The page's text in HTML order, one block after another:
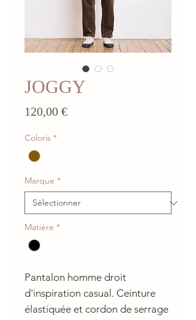
JOGGY
120,00 €Prix
Coloris *
Marque *
Matière *
Pantalon homme droit
d'inspiration casual. Ceinture
élastiquée et cordon de serrage